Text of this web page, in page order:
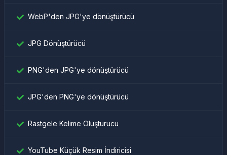
WebP'den JPG'ye dönüştürücü
JPG Dönüştürücü
PNG'den JPG'ye dönüştürücü
JPG'den PNG'ye dönüştürücü
Rastgele Kelime Oluşturucu
YouTube Küçük Resim İndiricisi